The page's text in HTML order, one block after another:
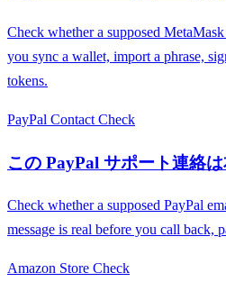
Check whether a supposed
you sync a wallet, import a phrase,
tokens.
PayPal Contact Check
この PayPal サポート連絡
Check whether a supposed PayPal
message is real before you call back,
Amazon Store Check